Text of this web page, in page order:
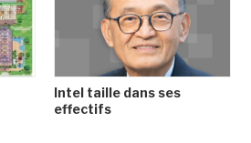
Intel taille dans ses
effectifs